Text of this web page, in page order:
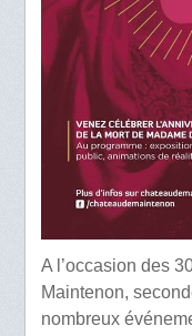
A l’occasion des
Maintenon,
nombreux